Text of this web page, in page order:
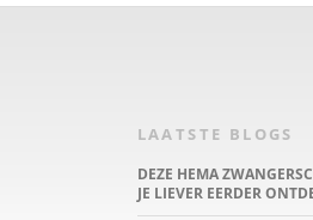
LAATSTE BLOGS
DEZE HEMA
JE LIEVER EERDER